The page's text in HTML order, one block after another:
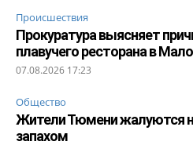
Происшествия
Прокуратура выясняет
плавучего ресторана в
07.08.2026 17:23
Общество
Жители Тюмени жалуются
запахом